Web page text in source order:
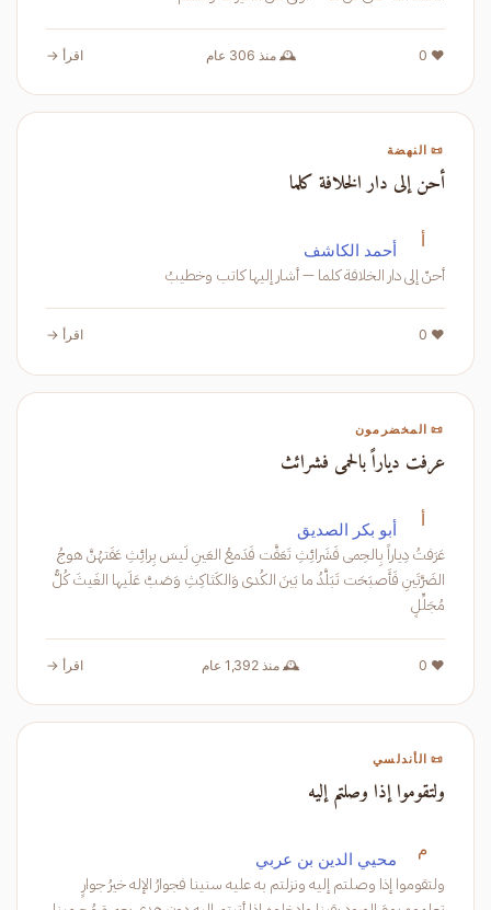
❤️ 0 🕰️ منذ 306 عام اقرأ →
📜 النهضة
أحن إلى دار الخلافة كلما
أ أحمد الكاشف
أحنّ إلى دار الخلافة كلما — أشار إليها كاتب وخطيبُ
❤️ 0 اقرأ →
📜 المخضرمون
عرفت دياراً بالحمى فشرائث
أ أبو بكر الصديق
عَرَفتُ دِياراً بِالحِمى فَشَرائِثِ تَعَفَّت فَدَمعُ العَينِ لَيسَ بِرائِثِ عَفَتهُنَّ هوجُ
الضَرَّتَينِ فَأَصبَحَت تَبَلَّدُ ما بَينَ الكُدى وَالكَثاكِثِ وَصَبَّ عَلَيها الغَيثَ كُلُّ
مُجَلِّلٍ
❤️ 0 🕰️ منذ 1,392 عام اقرأ →
📜 الأندلسي
ولتقوموا إذا وصلتم إليه
م محيي الدين بن عربي
ولتقوموا إذا وصلتم إليه ونزلتم به عليه سنينا فجوارُ الإله خيرُ جوارٍ